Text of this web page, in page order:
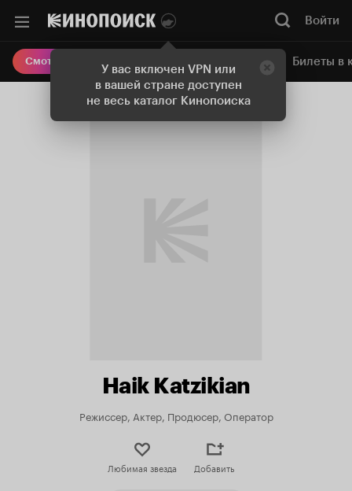
У вас включен VPN или
в вашей стране доступен
не весь каталог Кинопоиска
Войти
Смотреть кино Онлайн-кинотеатр Билеты в
Haik Katzikian
Режиссер, Актер, Продюсер, Оператор
Любимая звезда Добавить